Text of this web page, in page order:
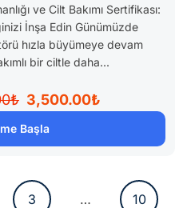
ve Cilt Bakımı Sertifikası:
İnşa Edin Günümüzde
hızla büyümeye devam
bir ciltle daha...
3,500.00₺
Başla
3 … 10